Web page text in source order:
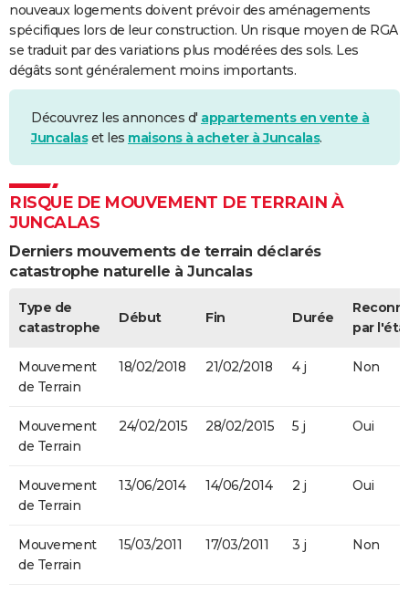
nouveaux logements doivent prévoir des aménagements
spécifiques lors de leur construction. Un risque moyen de RGA
se traduit par des variations plus modérées des sols. Les
dégâts sont généralement moins importants.
Découvrez les annonces d' appartements en vente à
Juncalaset les maisons à acheter à Juncalas.
RISQUE DE MOUVEMENT DE TERRAIN À
JUNCALAS
Derniers mouvements de terrain déclarés
catastrophe naturelle à Juncalas
Type de
catastrophe
Début Fin Durée
par
Mouvement
de Terrain
18/02/2018 21/02/2018 4 j Non
Mouvement
de Terrain
24/02/2015 28/02/2015 5 j Oui
Mouvement
de Terrain
13/06/2014 14/06/2014 2 j Oui
Mouvement
de Terrain
15/03/2011 17/03/2011 3 j Non